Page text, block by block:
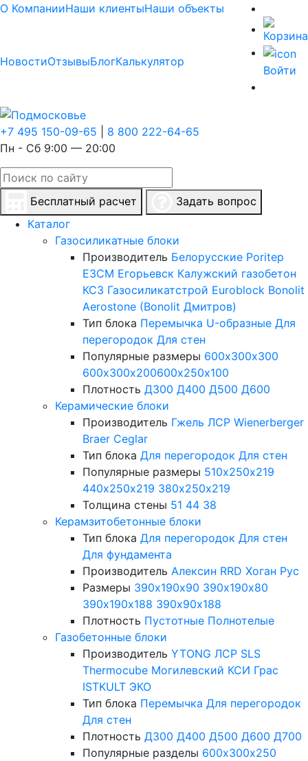
О КомпанииНаши клиентыНаши объекты
НовостиОтзывыБлогКалькулятор
Войти
+7 495 150-09-65
8 800 222-64-65
Пн - Сб 9:00 — 20:00
Бесплатный расчет
Задать вопрос
Каталог
Газосиликатные блоки
Производитель Белорусские Poritep
ЕЗСМ Егорьевск Калужский газобетон
КСЗ Газосиликатстрой Euroblock Bonolit
Aerostone (Bonolit Дмитров)
Тип блока Перемычка U-образные Для
перегородок Для стен
Популярные размеры 600х300х300
600х300х200600х250х100
Плотность Д300 Д400 Д500 Д600
Керамические блоки
Производитель Гжель ЛСР Wienerberger
Braer Ceglar
Тип блока Для перегородок Для стен
Популярные размеры 510х250х219
440х250х219 380х250х219
Толщина стены 51 44 38
Керамзитобетонные блоки
Тип блока Для перегородок Для стен
Для фундамента
Производитель Алексин RRD Хоган Рус
Размеры 390х190х90 390х190х80
390х190х188 390х90х188
Плотность Пустотные Полнотелые
Газобетонные блоки
Производитель YTONG ЛСР SLS
Thermocube Могилевский КСИ Грас
ISTKULT ЭКО
Тип блока Перемычка Для перегородок
Для стен
Плотность Д300 Д400 Д500 Д600 Д700
Популярные разделы 600х300х250